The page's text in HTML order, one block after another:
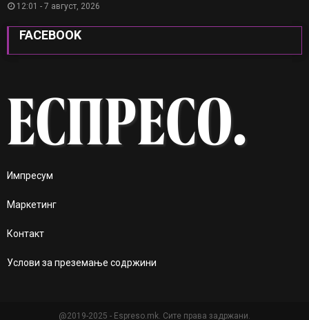
12:01 - 7 август, 2026
FACEBOOK
Импресум
Маркетинг
Контакт
Услови за преземање содржини
@2019-2025 - Espreso.mk. Сите права задржани.